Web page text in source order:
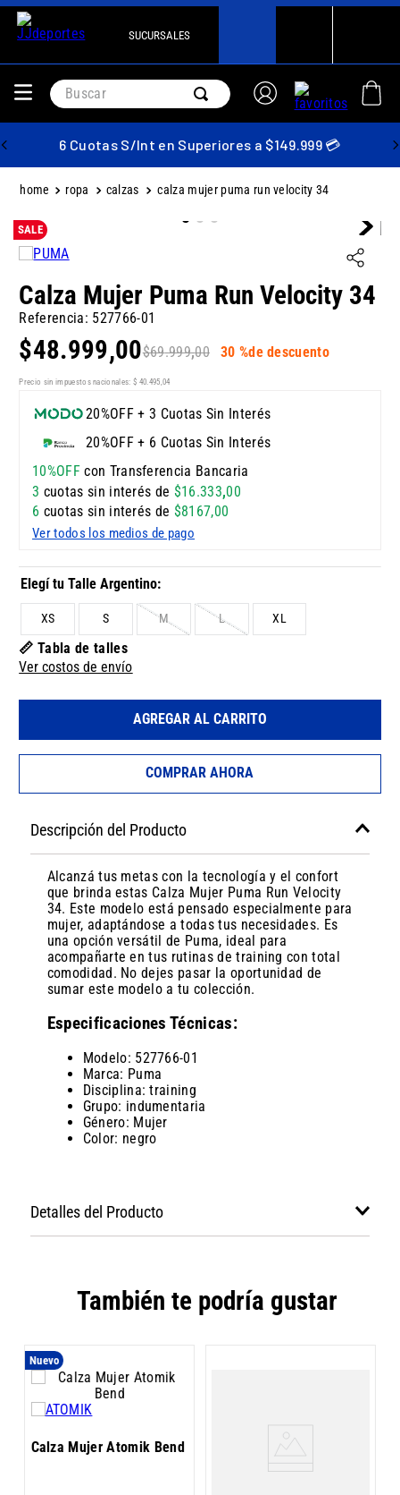
SUCURSALES
Buscar
6 Cuotas S/Int en Superiores a $149.999 💳
ropa calzas calza mujer puma run velocity 34
SALE
Calza Mujer Puma Run Velocity 34
Referencia: 527766-01
$69.999,00
$48.999,00 30 %de descuento
Precio sin impuestos nacionales: $ 40.495,04
20%OFF + 3 Cuotas Sin Interés
20%OFF + 6 Cuotas Sin Interés
10%OFFcon Transferencia Bancaria
3 cuotas sin interés de $16.333,00
6 cuotas sin interés de $8167,00
Ver todos los medios de pago
S M L XL
XS
📏 Tabla de talles
Ver costos de envío
AGREGAR AL CARRITO
COMPRAR AHORA
Descripción del Producto
Alcanzá tus metas con la tecnología y el confort
que brinda estas Calza Mujer Puma Run Velocity
34. Este modelo está pensado especialmente para
mujer, adaptándose a todas tus necesidades. Es
una opción versátil de Puma, ideal para
acompañarte en tus rutinas de training con total
comodidad. No dejes pasar la oportunidad de
sumar este modelo a tu colección.
Especificaciones Técnicas:
Modelo: 527766-01
Marca: Puma
Disciplina: training
Grupo: indumentaria
Género: Mujer
Color: negro
Detalles del Producto
También te podría gustar
Nuevo
Calza Mujer Atomik Bend